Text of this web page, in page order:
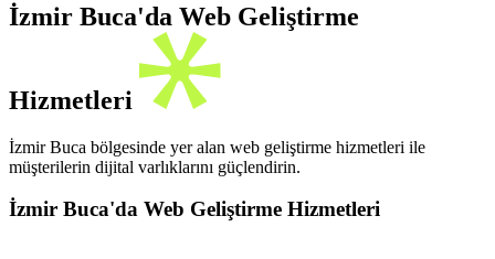
İzmir Buca'da Web Geliştirme
Hizmetleri
İzmir Buca bölgesinde yer alan web geliştirme hizmetleri ile
müşterilerin dijital varlıklarını güçlendirin.
İzmir Buca'da Web Geliştirme Hizmetleri